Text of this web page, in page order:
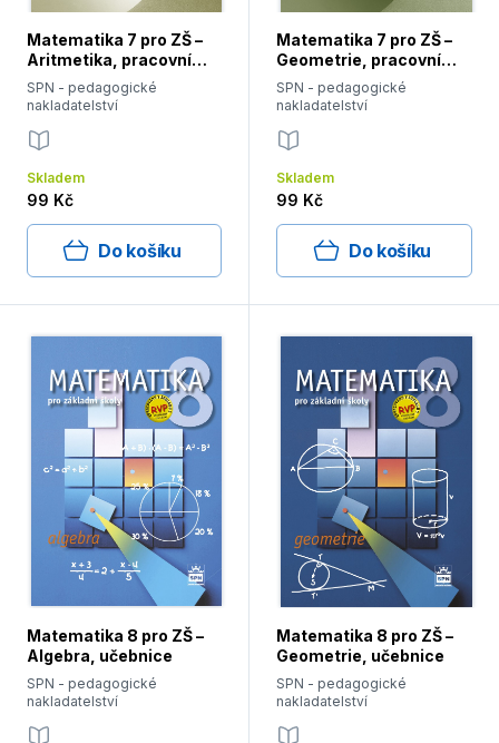
Matematika 7 pro ZŠ –
Aritmetika, pracovní
sešit
SPN - pedagogické
nakladatelství
Skladem
99 Kč
Do košíku
Matematika 7 pro ZŠ –
Geometrie, pracovní
sešit
SPN - pedagogické
nakladatelství
Skladem
99 Kč
Do košíku
Matematika 8 pro ZŠ –
Algebra, učebnice
SPN - pedagogické
nakladatelství
Matematika 8 pro ZŠ –
Geometrie, učebnice
SPN - pedagogické
nakladatelství